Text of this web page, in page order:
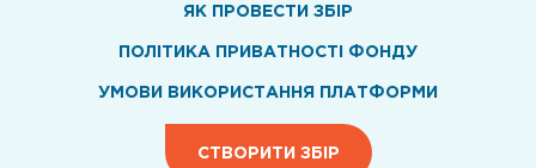
ЯК ПРОВЕСТИ ЗБІР
ПОЛІТИКА ПРИВАТНОСТІ ФОНДУ
УМОВИ ВИКОРИСТАННЯ ПЛАТФОРМИ
СТВОРИТИ ЗБІР